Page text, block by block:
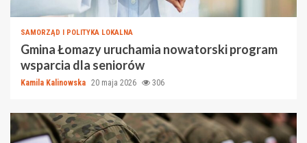
SAMORZĄD I POLITYKA LOKALNA
Gmina Łomazy uruchamia nowatorski program
wsparcia dla seniorów
Kamila Kalinowska 20 maja 2026 306